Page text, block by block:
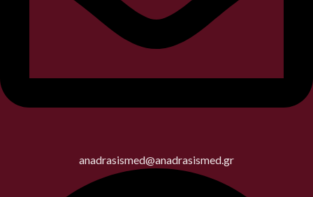
anadrasismed@anadrasismed.gr